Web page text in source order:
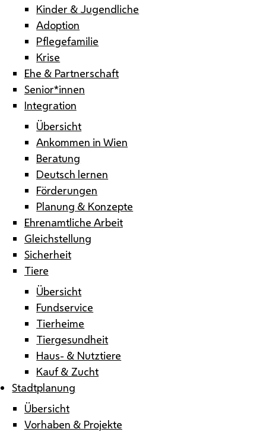
Kinder & Jugendliche
Adoption
Pflegefamilie
Krise
Ehe & Partnerschaft
Senior*innen
Integration
Übersicht
Ankommen in Wien
Beratung
Deutsch lernen
Förderungen
Planung & Konzepte
Ehrenamtliche Arbeit
Gleichstellung
Sicherheit
Tiere
Übersicht
Fundservice
Tierheime
Tiergesundheit
Haus- & Nutztiere
Kauf & Zucht
Stadtplanung
Übersicht
Vorhaben & Projekte